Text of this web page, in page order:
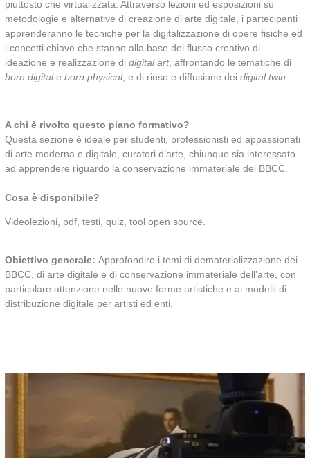
piuttosto che virtualizzata. Attraverso lezioni ed esposizioni su
metodologie e alternative di creazione di arte digitale, i partecipanti
apprenderanno le tecniche per la digitalizzazione di opere fisiche ed
i concetti chiave che stanno alla base del flusso creativo di
ideazione e realizzazione didigital art, affrontando le tematiche di
born digitaleborn physical, e di riuso e diffusione deidigital twin
A chi è rivolto questo piano formativo?
Questa sezione è ideale per studenti, professionisti ed appassionati
di arte moderna e digitale, curatori d’arte, chiunque sia interessato
ad apprendere riguardo la conservazione immateriale dei BBCC.
Cosa è disponibile?
Videolezioni, pdf, testi, quiz, tool open source.
Obiettivo generale: Approfondire i temi di dematerializzazione dei
BBCC, di arte digitale e di conservazione immateriale dell’arte, con
particolare attenzione nelle nuove forme artistiche e ai modelli di
distribuzione digitale per artisti ed enti.